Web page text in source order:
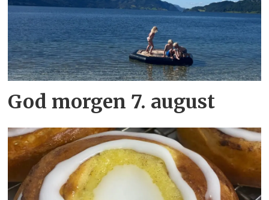
God morgen 7. august